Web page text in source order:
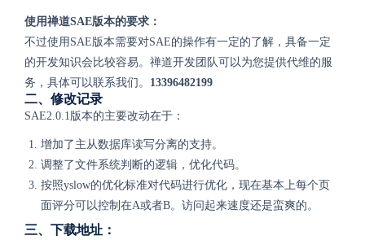
使用禅道SAE版本的要求：
不过使用SAE版本需要对SAE的操作有一定的了解，具备一定
的开发知识会比较容易。禅道开发团队可以为您提供代维的服
务，具体可以联系我们。 13396482199
二、修改记录
SAE2.0.1版本的主要改动在于：
增加了主从数据库读写分离的支持。
调整了文件系统判断的逻辑，优化代码。
按照yslow的优化标准对代码进行优化，现在基本上每个页
面评分可以控制在A或者B。访问起来速度还是蛮爽的。
三、下载地址：